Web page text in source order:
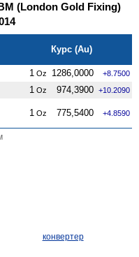
(London Gold Fixing)
Курс (Au)
1 Oz 1286,0000 +8.7500
1 Oz 974,3900 +10.2090
1 Oz 775,5400 +4.8590
конвертер